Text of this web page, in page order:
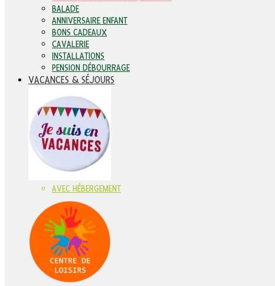
BALADE
ANNIVERSAIRE ENFANT
BONS CADEAUX
CAVALERIE
INSTALLATIONS
PENSION DÉBOURRAGE
VACANCES & SÉJOURS
AVEC HÉBERGEMENT